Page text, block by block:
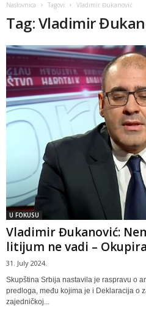
Naslovnica Tagovi Vladimir Đukanović
Tag: Vladimir
U FOKUSU
Vladimir Đukanović:
litijum ne vadi –
31. July 2024.
Skupština Srbija nastavila je raspravu o
predloga, među kojima je i Deklaracija o
zajedničkoj...